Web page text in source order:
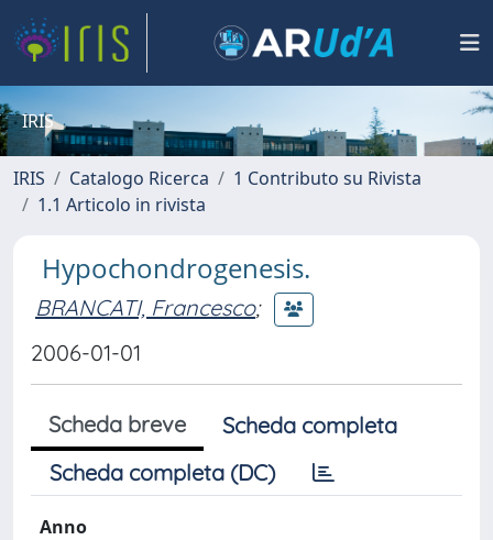
IRIS
IRIS Catalogo Ricerca
1 Contributo su Rivista
1.1 Articolo in rivista
Hypochondrogenesis.
BRANCATI, Francesco;
2006-01-01
Scheda breve
Scheda completa
Scheda completa (DC)
Anno